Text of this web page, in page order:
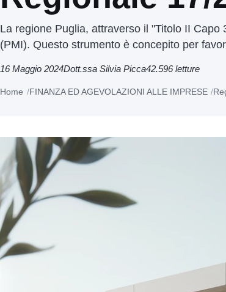
La regione Puglia, attraverso il "Titolo II
(PMI). Questo strumento è concepito per
16 Maggio 2024Dott.ssa Silvia Picca42.596 letture
Home FINANZA ED AGEVOLAZIONI ALLE IMPRESE